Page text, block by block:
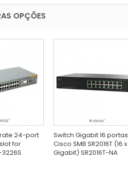
OPÇÕES
24-port
for
Switch Gigabit 16 portas
Cisco SMB SR2016T (16 x
Gigabit) SR2016T-NA